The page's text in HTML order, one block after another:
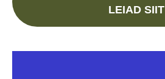
LEIAD SIIT